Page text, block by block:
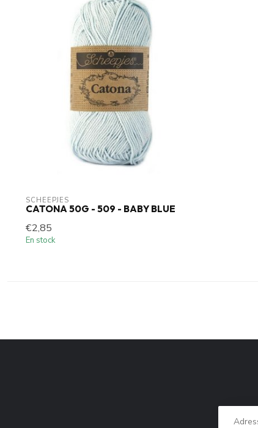
SCHEEPJES
CATONA 50G - 509 - BABY BLUE
€2,85
En stock